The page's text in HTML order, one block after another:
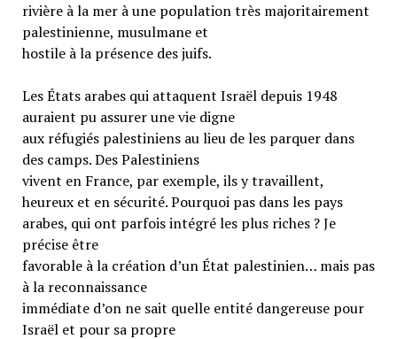
rivière à la mer à une population très majoritairement
palestinienne, musulmane et
hostile à la présence des juifs.
Les États arabes qui attaquent Israël depuis 1948
auraient pu assurer une vie digne
aux réfugiés palestiniens au lieu de les parquer dans
des camps. Des Palestiniens
vivent en France, par exemple, ils y travaillent,
heureux et en sécurité. Pourquoi pas dans les pays
arabes, qui ont parfois intégré les plus riches ? Je
précise être
favorable à la création d’un État palestinien… mais pas
à la reconnaissance
immédiate d’on ne sait quelle entité dangereuse pour
Israël et pour sa propre